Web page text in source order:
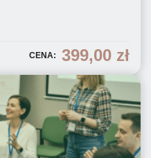
CENA: 399,00 zł